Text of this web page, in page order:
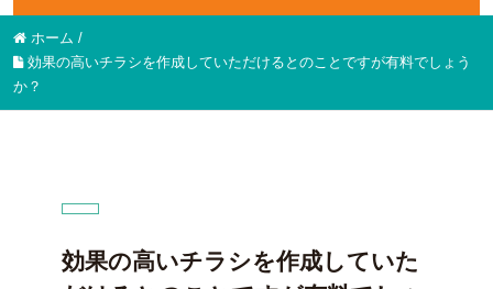
ホーム /
効果の高いチラシを作成していただけるとのことですが有料でしょう
か？
効果の高いチラシを作成していた